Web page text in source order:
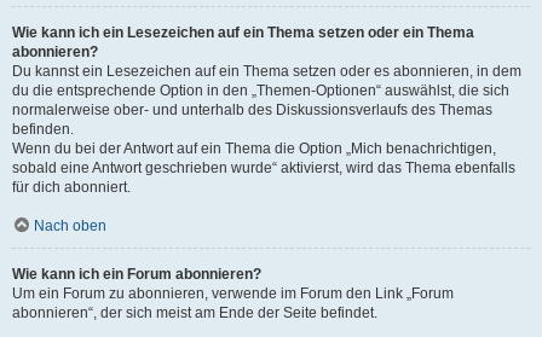
Wie kann ich ein Lesezeichen auf ein Thema setzen oder ein Thema
abonnieren?
Du kannst ein Lesezeichen auf ein Thema setzen oder es abonnieren, in dem
du die entsprechende Option in den „Themen-Optionen“ auswählst, die sich
normalerweise ober- und unterhalb des Diskussionsverlaufs des Themas
befinden.
Wenn du bei der Antwort auf ein Thema die Option „Mich benachrichtigen,
sobald eine Antwort geschrieben wurde“ aktivierst, wird das Thema ebenfalls
für dich abonniert.
Nach oben
Wie kann ich ein Forum abonnieren?
Um ein Forum zu abonnieren, verwende im Forum den Link „Forum
abonnieren“, der sich meist am Ende der Seite befindet.